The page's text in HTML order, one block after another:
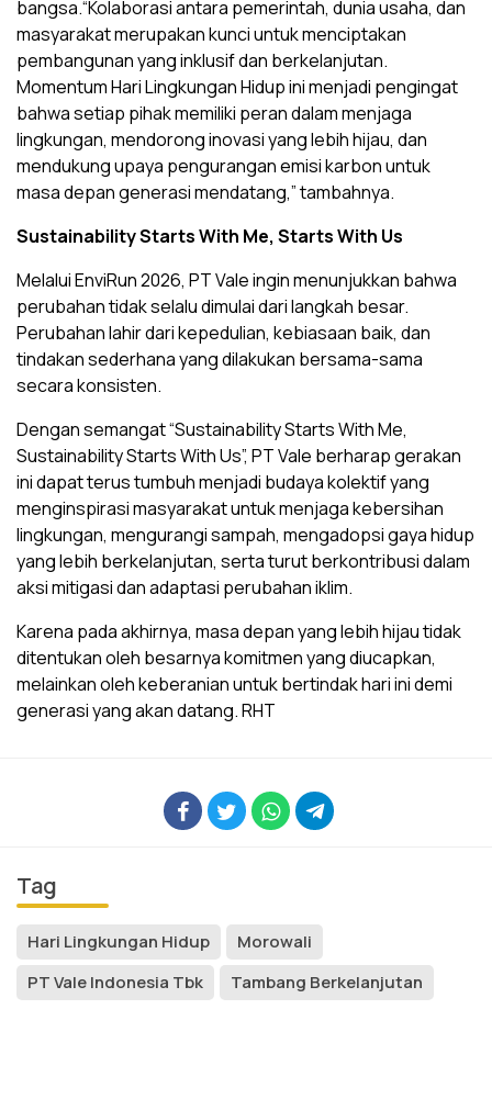
bangsa.“Kolaborasi antara pemerintah, dunia usaha, dan
masyarakat merupakan kunci untuk menciptakan
pembangunan yang inklusif dan berkelanjutan.
Momentum Hari Lingkungan Hidup ini menjadi pengingat
bahwa setiap pihak memiliki peran dalam menjaga
lingkungan, mendorong inovasi yang lebih hijau, dan
mendukung upaya pengurangan emisi karbon untuk
masa depan generasi mendatang,” tambahnya.
Sustainability Starts With Me, Starts With Us
Melalui EnviRun 2026, PT Vale ingin menunjukkan bahwa
perubahan tidak selalu dimulai dari langkah besar.
Perubahan lahir dari kepedulian, kebiasaan baik, dan
tindakan sederhana yang dilakukan bersama-sama
secara konsisten.
Dengan semangat “Sustainability Starts With Me,
Sustainability Starts With Us”, PT Vale berharap gerakan
ini dapat terus tumbuh menjadi budaya kolektif yang
menginspirasi masyarakat untuk menjaga kebersihan
lingkungan, mengurangi sampah, mengadopsi gaya hidup
yang lebih berkelanjutan, serta turut berkontribusi dalam
aksi mitigasi dan adaptasi perubahan iklim.
Karena pada akhirnya, masa depan yang lebih hijau tidak
ditentukan oleh besarnya komitmen yang diucapkan,
melainkan oleh keberanian untuk bertindak hari ini demi
generasi yang akan datang. RHT
Tag
Hari Lingkungan Hidup
Morowali
PT Vale Indonesia Tbk
Tambang Berkelanjutan